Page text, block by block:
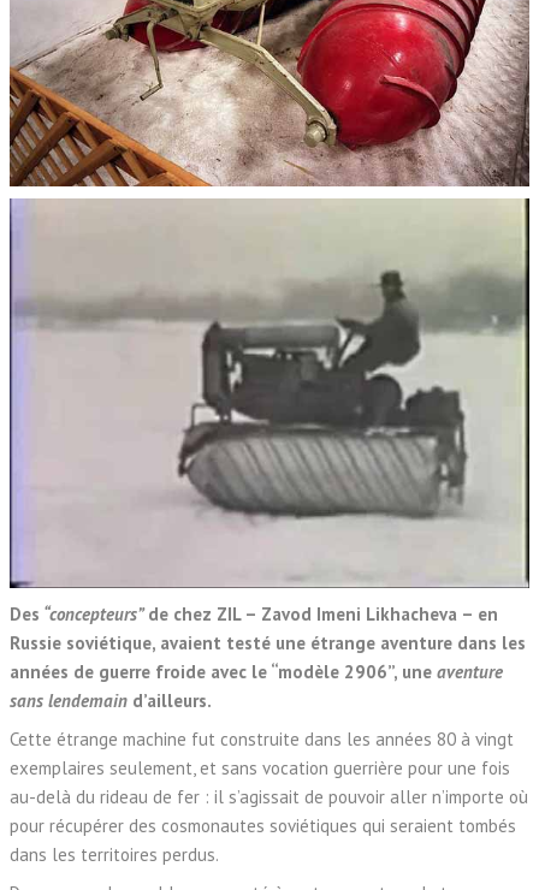
Des “concepteurs”de chez ZIL – Zavod Imeni Likhacheva – en
Russie soviétique, avaient testé une étrange aventure dans les
années de guerre froide avec le “modèle 2906”, une aventure
sans lendemain d’ailleurs.
Cette étrange machine fut construite dans les années 80 à vingt
exemplaires seulement, et sans vocation guerrière pour une fois
au-delà du rideau de fer : il s’agissait de pouvoir aller n’importe où
pour récupérer des cosmonautes soviétiques qui seraient tombés
dans les territoires perdus.